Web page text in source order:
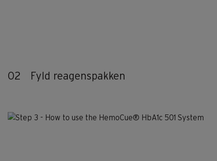
02 Fyld reagenspakken